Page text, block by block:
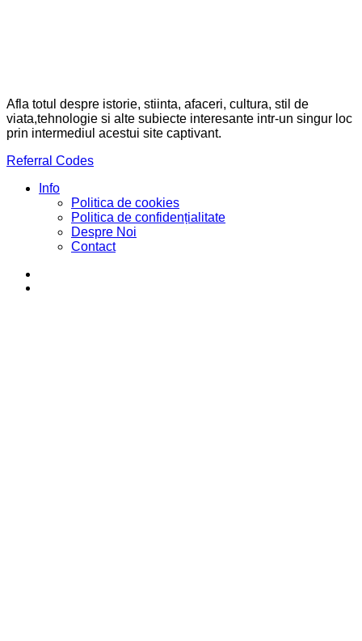
Afla totul despre istorie, stiinta, afaceri, cultura, stil de
viata,tehnologie si alte subiecte interesante intr-un singur loc
prin intermediul acestui site captivant.
Referral Codes
Info
Politica de cookies
Politica de confidențialitate
Despre Noi
Contact